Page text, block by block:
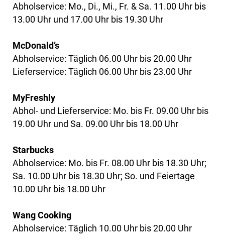
Abholservice: Mo., Di., Mi., Fr. & Sa. 11.00 Uhr bis
13.00 Uhr und 17.00 Uhr bis 19.30 Uhr
McDonald’s
Abholservice: Täglich 06.00 Uhr bis 20.00 Uhr
Lieferservice: Täglich 06.00 Uhr bis 23.00 Uhr
MyFreshly
Abhol- und Lieferservice: Mo. bis Fr. 09.00 Uhr bis
19.00 Uhr und Sa. 09.00 Uhr bis 18.00 Uhr
Starbucks
Abholservice: Mo. bis Fr. 08.00 Uhr bis 18.30 Uhr;
Sa. 10.00 Uhr bis 18.30 Uhr; So. und Feiertage
10.00 Uhr bis 18.00 Uhr
Wang Cooking
Abholservice: Täglich 10.00 Uhr bis 20.00 Uhr